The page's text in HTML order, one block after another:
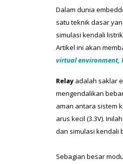
Dalam dunia
satu teknik dasar
simulasi kendali
Artikel ini akan
virtual environment,
Relay adalah saklar
mengendalikan
aman antara sistem
arus kecil (3.3V).
dan simulasi kendali
Sebagian besar